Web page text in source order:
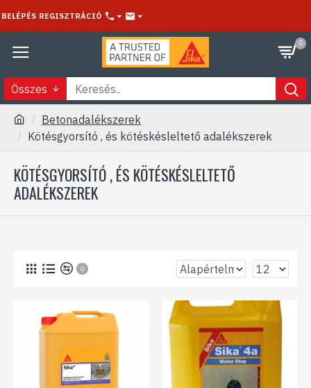
BELÉPÉS REGISZTRÁCIÓ
0
Összes
Betonadalékszerek
Kötésgyorsító , és kötéskésleltető adalékszerek
KÖTÉSGYORSÍTÓ , ÉS KÖTÉSKÉSLELTETŐ
ADALÉKSZEREK
0